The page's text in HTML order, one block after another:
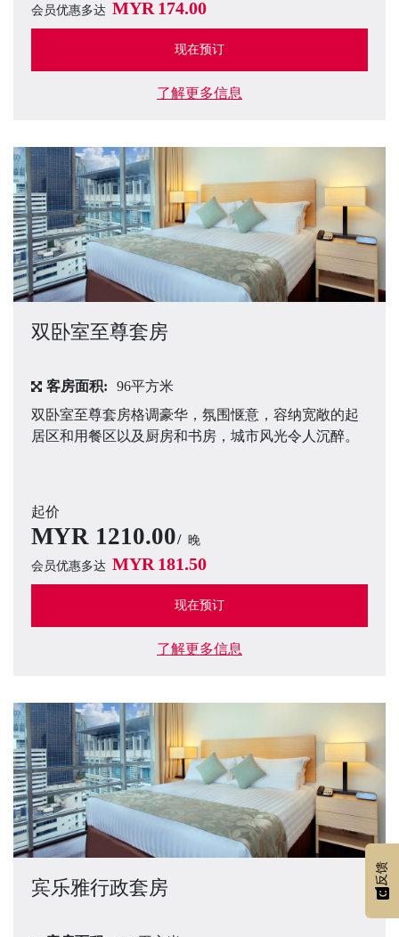
会员优惠多达 MYR 174.00
现在预订
了解更多信息
双卧室至尊套房
客房面积:
96平方米
双卧室至尊套房格调豪华，氛围惬意，容纳宽敞的起
居区和用餐区以及厨房和书房，城市风光令人沉醉。
起价
MYR 1210.00
晚
会员优惠多达 MYR 181.50
现在预订
了解更多信息
宾乐雅行政套房
反馈